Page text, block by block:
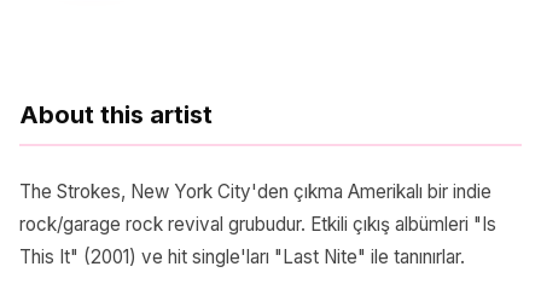
About this artist
The Strokes, New York City'den çıkma Amerikalı bir indie
rock/garage rock revival grubudur. Etkili çıkış albümleri "Is
This It" (2001) ve hit single'ları "Last Nite" ile tanınırlar.